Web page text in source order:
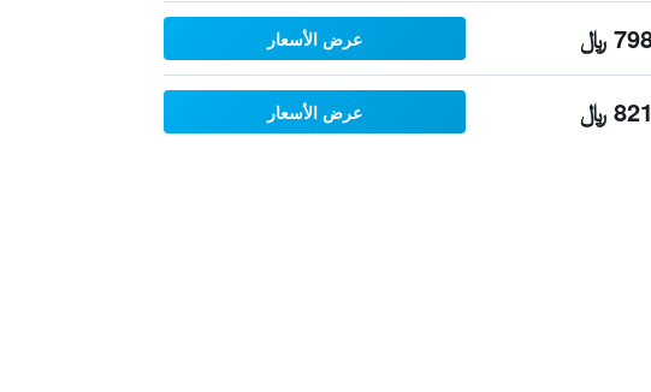
﷼ عرض الأسعار
821 ﷼ عرض الأسعار